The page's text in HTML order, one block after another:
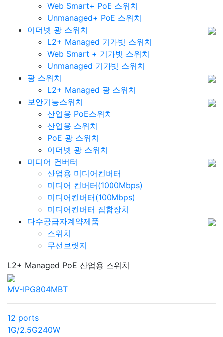
Web Smart+ PoE 스위치
Unmanaged+ PoE 스위치
이더넷 광 스위치
L2+ Managed 기가빗 스위치
Web Smart + 기가빗 스위치
Unmanaged 기가빗 스위치
광 스위치
L2+ Managed 광 스위치
보안기능스위치
산업용 PoE스위치
산업용 스위치
PoE 광 스위치
이더넷 광 스위치
미디어 컨버터
산업용 미디어컨버터
미디어 컨버터(1000Mbps)
미디어컨버터(100Mbps)
미디어컨버터 집합장치
다수공급자계약제품
스위치
무선브릿지
L2+ Managed PoE 산업용 스위치
MV-IPG804MBT
12 ports
1G/2.5G240W